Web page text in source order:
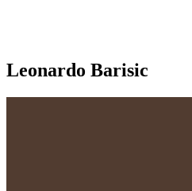
Leonardo Barisic